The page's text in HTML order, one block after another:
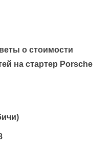
о стоимости
на стартер Porsche